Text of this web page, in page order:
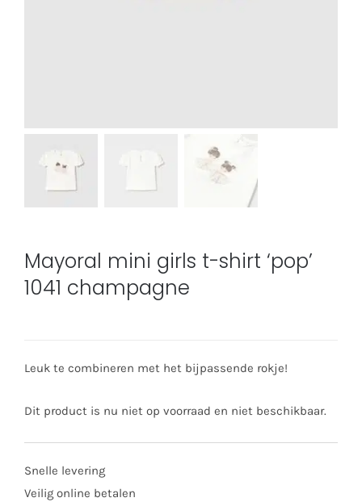
Mayoral mini girls t-shirt ‘pop’
1041 champagne
Leuk te combineren met het bijpassende rokje!
Dit product is nu niet op voorraad en niet beschikbaar.
Snelle levering
Veilig online betalen